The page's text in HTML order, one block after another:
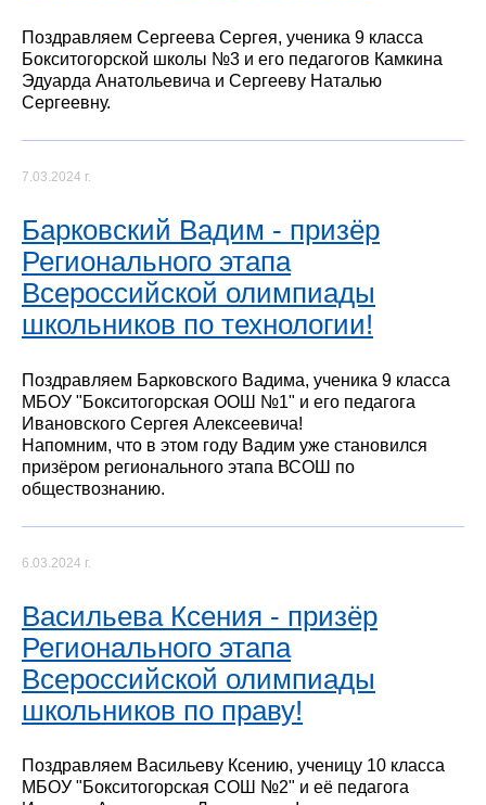
Поздравляем Сергеева Сергея, ученика 9 класса
Бокситогорской школы №3 и его педагогов Камкина
Эдуарда Анатольевича и Сергееву Наталью
Сергеевну.
7.03.2024 г.
Барковский Вадим - призёр
Регионального этапа
Всероссийской олимпиады
школьников по технологии!
Поздравляем Барковского Вадима, ученика 9 класса
МБОУ "Бокситогорская ООШ №1" и его педагога
Ивановского Сергея Алексеевича!
Напомним, что в этом году Вадим уже становился
призёром регионального этапа ВСОШ по
обществознанию.
6.03.2024 г.
Васильева Ксения - призёр
Регионального этапа
Всероссийской олимпиады
школьников по праву!
Поздравляем Васильеву Ксению, ученицу 10 класса
МБОУ "Бокситогорская СОШ №2" и её педагога